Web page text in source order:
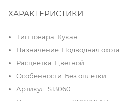
ХАРАКТЕРИСТИКИ
Тип товара: Кукан
Назначение: Подводная охота
Расцветка: Цветной
Особенности: Без оплётки
Артикул: S13060